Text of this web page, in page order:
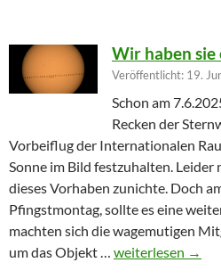
Wir haben
Veröffentlicht: 19.
Schon am
Recken der
Vorbeiflug der Internationalen
Sonne im Bild festzuhalten. Leider
dieses Vorhaben zunichte. Doch
Pfingstmontag, sollte es eine
machten sich die wagemutigen
um das Objekt … Wir haben sie
weiterlesen →